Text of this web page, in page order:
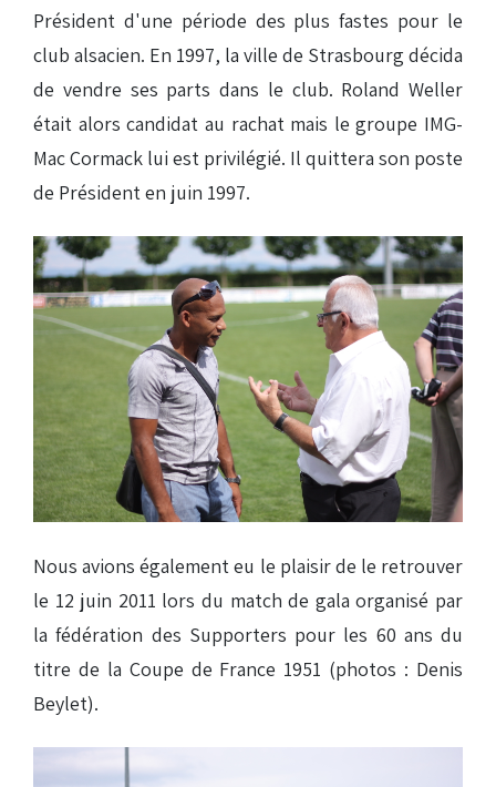
Président d'une période des plus fastes pour le
club alsacien. En 1997, la ville de Strasbourg décida
de vendre ses parts dans le club. Roland Weller
était alors candidat au rachat mais le groupe IMG-
Mac Cormack lui est privilégié. Il quittera son poste
de Président en juin 1997.
Nous avions également eu le plaisir de le retrouver
le 12 juin 2011 lors du match de gala organisé par
la fédération des Supporters pour les 60 ans du
titre de la Coupe de France 1951 (photos : Denis
Beylet).